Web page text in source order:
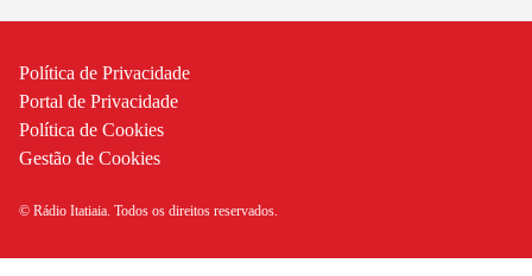
Política de Privacidade
Portal de Privacidade
Política de Cookies
Gestão de Cookies
© Rádio Itatiaia. Todos os direitos reservados.